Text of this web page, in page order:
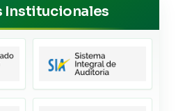
Institucionales